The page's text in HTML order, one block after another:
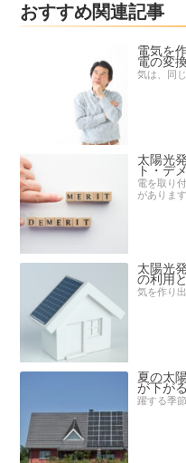
おすすめ関連記事
電気を
電の変
気は、同
太陽光
ト・デ
電を取り
がありま
太陽光
の利用
気を作り
夏の太
が下が
躍する季